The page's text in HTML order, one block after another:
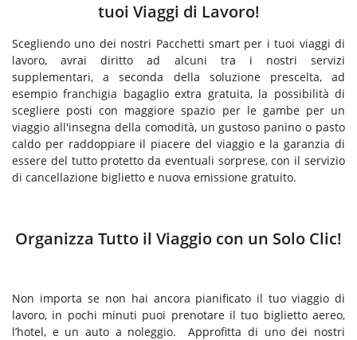
tuoi Viaggi di Lavoro!
Scegliendo uno dei nostri Pacchetti smart per i tuoi viaggi di
lavoro, avrai diritto ad alcuni tra i nostri servizi
supplementari, a seconda della soluzione prescelta, ad
esempio franchigia bagaglio extra gratuita, la possibilità di
scegliere posti con maggiore spazio per le gambe per un
viaggio all'insegna della comodità, un gustoso panino o pasto
caldo per raddoppiare il piacere del viaggio e la garanzia di
essere del tutto protetto da eventuali sorprese, con il servizio
di cancellazione biglietto e nuova emissione gratuito.
Organizza Tutto il Viaggio con un Solo Clic!
Non importa se non hai ancora pianificato il tuo viaggio di
lavoro, in pochi minuti puoi prenotare il tuo biglietto aereo,
l’hotel, e un auto a noleggio. Approfitta di uno dei nostri